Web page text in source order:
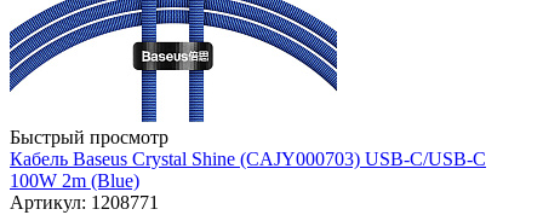
Быстрый просмотр
Кабель Baseus Crystal Shine (CAJY000703) USB-C/USB-C
100W 2m (Blue)
Артикул: 1208771